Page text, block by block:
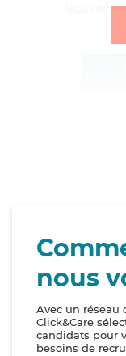
lessive/
nous
Avec un réseau
Click&Care
candidats pour
besoins de